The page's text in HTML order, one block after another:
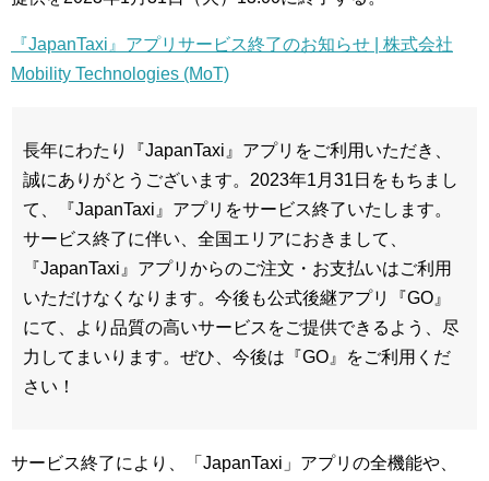
『JapanTaxi』アプリサービス終了のお知らせ | 株式会社
Mobility Technologies (MoT)
長年にわたり『JapanTaxi』アプリをご利用いただき、
誠にありがとうございます。2023年1月31日をもちまし
て、『JapanTaxi』アプリをサービス終了いたします。
サービス終了に伴い、全国エリアにおきまして、
『JapanTaxi』アプリからのご注文・お支払いはご利用
いただけなくなります。今後も公式後継アプリ『GO』
にて、より品質の高いサービスをご提供できるよう、尽
力してまいります。ぜひ、今後は『GO』をご利用くだ
さい！
サービス終了により、「JapanTaxi」アプリの全機能や、